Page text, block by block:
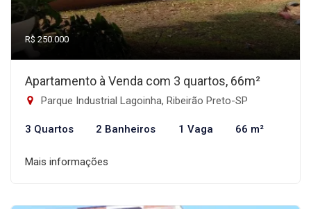
R$ 250.000
Apartamento à Venda com 3 quartos, 66m²
Parque Industrial Lagoinha, Ribeirão Preto-SP
3 Quartos 2 Banheiros 1 Vaga 66 m²
Mais informações